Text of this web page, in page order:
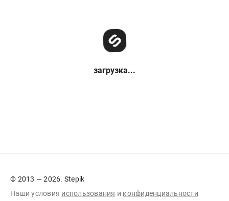
загрузка...
© 2013 — 2026. Stepik
Наши условия использования и конфиденциальности